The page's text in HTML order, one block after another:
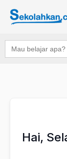
Search
for:
Hai,